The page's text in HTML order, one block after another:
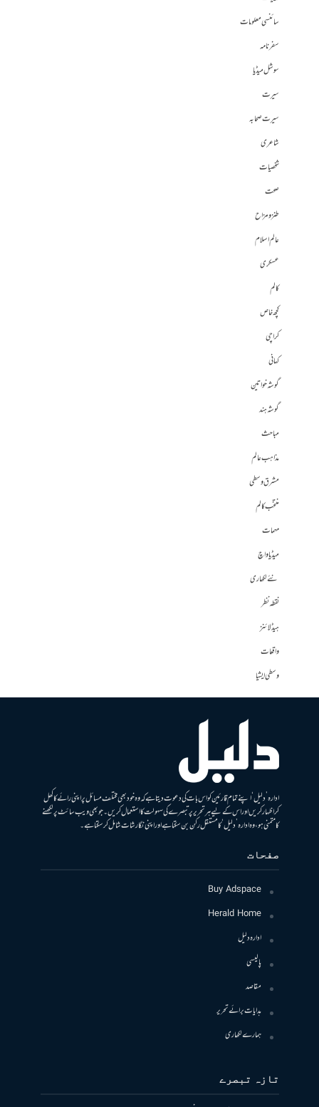
سائنسی معلومات
سفرنامہ
سوشل میڈیا
سیرت
سیرت صحابہ
شاعری
شخصیات
صحت
طنز و مزاح
عالم اسلام
عسکری
کالم
کچھ خاص
کراچی
کہانی
گوشہ خواتین
گوشہ ہند
مباحث
مذاہب عالم
مشرق وسطی
منتخب کالم
مہمات
میڈیا واچ
نئے لکھاری
نقطہ نظر
ہیڈلائنز
واقعات
وسطی ایشیا
ادارہ ’دلیل‘ اپنے تمام قارئین کو اس بات کی دعوت دیتا ہے کہ وہ خود بھی مختلف مسائل پر اپنی رائے کا کھل
کر اظہار کریں اور اس کے لیے ہر تحریر پر تبصرے کی سہولت کا استعمال کریں۔ جو بھی ویب سائٹ پر لکھنے
کا متمنی ہو، وہ ادارہ ’دلیل‘ کا مستقل رکن بن سکتا ہے اور اپنی نگارشات شامل کرسکتا ہے۔
صفحات
Buy Adspace
Herald Home
ادارہ دلیل
پالیسی
مقاصد
ہدایات برائے تحریر
ہمارے لکھاری
تازہ تبصرے